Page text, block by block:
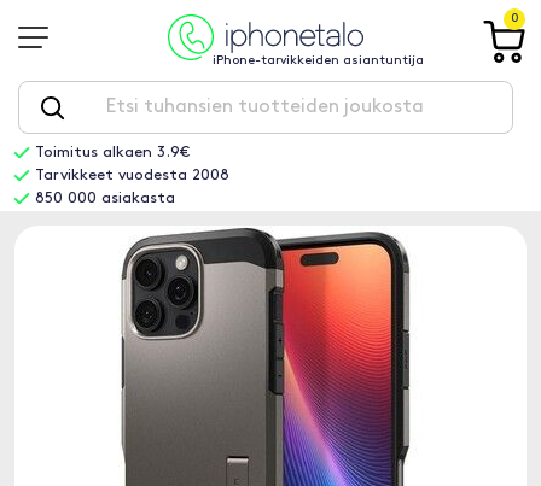
iPhone-tarvikkeiden asiantuntija
0
Toimitus alkaen 3.9€
Tarvikkeet vuodesta 2008
850 000 asiakasta